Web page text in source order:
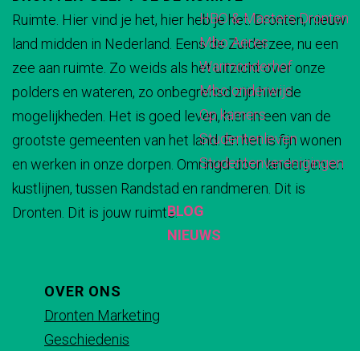
HBO & Masters Dronten
Mbo Aeres
Warmonderhof
Mbo onderwijs
Op kamers
Studentenleven
Studentenverenigingen
BLOG
NIEUWS
r
D
e
E
e
t
b
a
r
m
D
e
E
e
t
b
a
r
d
e
z
e
p
a
g
i
n
d
e
z
e
p
a
g
i
n
p
X
d
e
z
e
p
a
g
i
n
p
e
-
d
e
z
e
p
a
g
i
n
p
W
h
Ruimte. Hier vind je het, hier heb je het. Dronten, nieuw
land midden in Nederland. Eens de Zuiderzee, nu een
zee aan ruimte. Zo weids als het uitzicht over onze
polders en wateren, zo onbegrensd zijn hier de
mogelijkheden. Het is goed leven, hier in een van de
grootste gemeenten van het land. En het is fijn wonen
en werken in onze dorpen. Omringd door landerijen en
kustlijnen, tussen Randstad en randmeren. Dit is
Dronten. Dit is jouw ruimte.
OVER ONS
Dronten Marketing
Geschiedenis